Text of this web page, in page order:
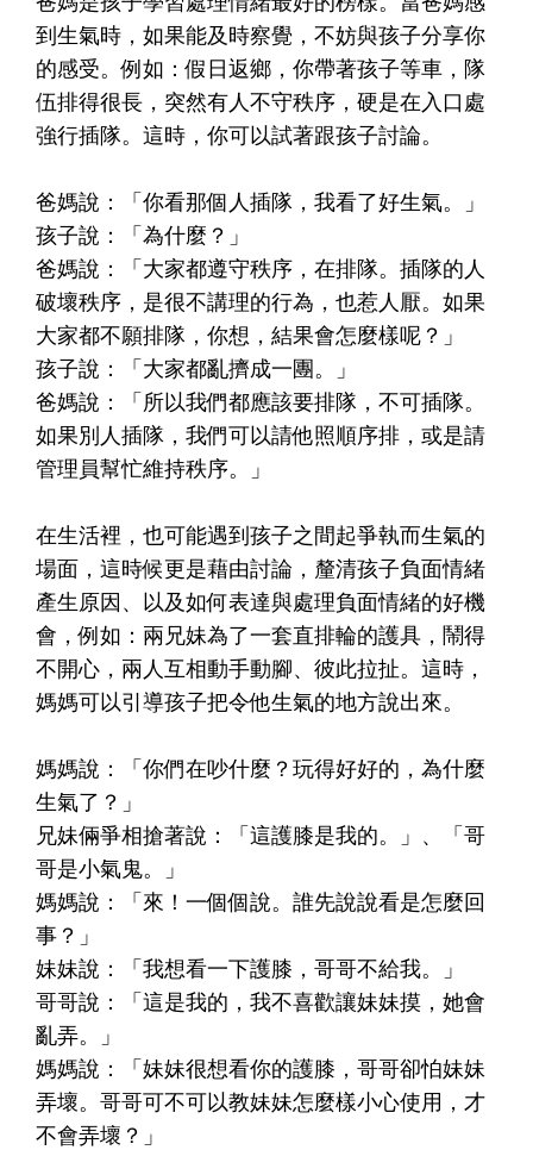
到生氣時，如果能及時察覺，不妨與孩子分享你
的感受。例如：假日返鄉，你帶著孩子等車，隊
伍排得很長，突然有人不守秩序，硬是在入口處
強行插隊。這時，你可以試著跟孩子討論。
爸媽說：「你看那個人插隊，我看了好生氣。」
孩子說：「為什麼？」
爸媽說：「大家都遵守秩序，在排隊。插隊的人
破壞秩序，是很不講理的行為，也惹人厭。如果
大家都不願排隊，你想，結果會怎麼樣呢？」
孩子說：「大家都亂擠成一團。」
爸媽說：「所以我們都應該要排隊，不可插隊。
如果別人插隊，我們可以請他照順序排，或是請
管理員幫忙維持秩序。」
在生活裡，也可能遇到孩子之間起爭執而生氣的
場面，這時候更是藉由討論，釐清孩子負面情緒
產生原因、以及如何表達與處理負面情緒的好機
會，例如：兩兄妹為了一套直排輪的護具，鬧得
不開心，兩人互相動手動腳、彼此拉扯。這時，
媽媽可以引導孩子把令他生氣的地方說出來。
媽媽說：「你們在吵什麼？玩得好好的，為什麼
生氣了？」
兄妹倆爭相搶著說：「這護膝是我的。」、「哥
哥是小氣鬼。」
媽媽說：「來！一個個說。誰先說說看是怎麼回
事？」
妹妹說：「我想看一下護膝，哥哥不給我。」
哥哥說：「這是我的，我不喜歡讓妹妹摸，她會
亂弄。」
媽媽說：「妹妹很想看你的護膝，哥哥卻怕妹妹
弄壞。哥哥可不可以教妹妹怎麼樣小心使用，才
不會弄壞？」